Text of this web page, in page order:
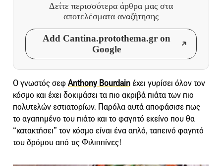
Δείτε περισσότερα άρθρα μας στα
αποτελέσματα αναζήτησης
Add Cantina.protothema.gr on
Google
Ο γνωστός σεφAnthony Bourdain έχει γυρίσει όλον τον
κόσμο και έχει δοκιμάσει τα πιο ακριβά πιάτα των πιο
πολυτελών εστιατορίων. Παρόλα αυτά αποφάσισε πως
το αγαπημένο του πιάτο και το φαγητό εκείνο που θα
“κατακτήσει” τον κόσμο είναι ένα απλό, ταπεινό φαγητό
του δρόμου από τις Φιλιππίνες!